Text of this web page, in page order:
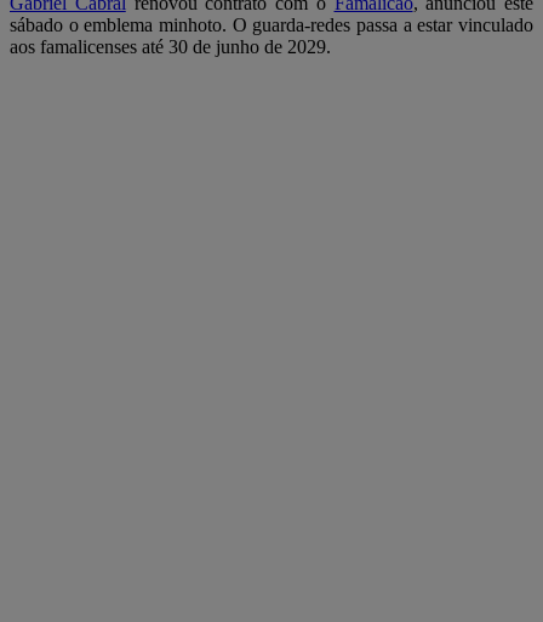
sábado o emblema minhoto. O guarda-redes passa a estar vinculado
aos famalicenses até 30 de junho de 2029.